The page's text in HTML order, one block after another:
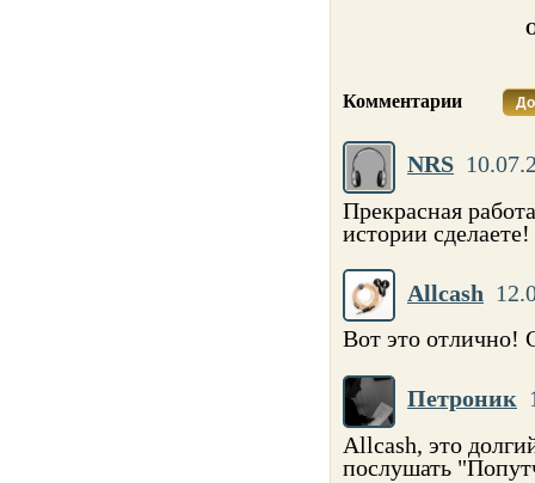
Комментарии
NRS
Прекрасная
истории сделаете!
Allcash
Вот это отлично!
Петроник
Allcash, это
послушать